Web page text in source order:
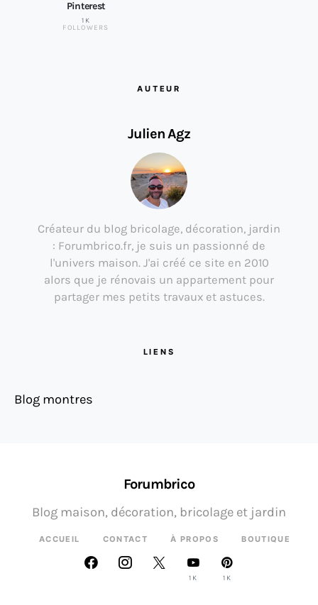
Pinterest
1K
FOLLOWERS
AUTEUR
Julien Agz
Créateur du blog bricolage, décoration, jardin
: Forumbrico.fr, je suis un passionné de
l'univers maison. J'ai créé ce site en 2010
alors que je rénovais un appartement pour
partager mes petits travaux et astuces.
LIENS
Blog montres
Forumbrico
ACCUEIL CONTACT À PROPOS BOUTIQUE
Blog maison, décoration, bricolage et jardin
1K 1K